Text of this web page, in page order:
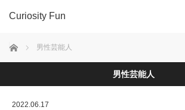
Curiosity Fun
ホーム 男性芸能人
男性芸能人
2022.06.17